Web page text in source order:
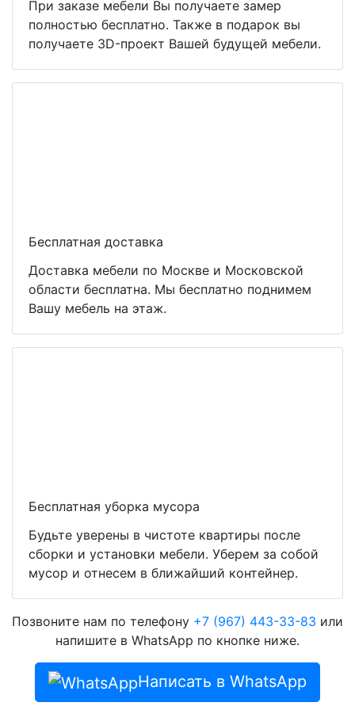
При заказе мебели Вы получаете замер
полностью бесплатно. Также в подарок вы
получаете 3D-проект Вашей будущей мебели.
Бесплатная доставка
Доставка мебели по Москве и Московской
области бесплатна. Мы бесплатно поднимем
Вашу мебель на этаж.
Бесплатная уборка мусора
Будьте уверены в чистоте квартиры после
сборки и установки мебели. Уберем за собой
мусор и отнесем в ближайший контейнер.
Позвоните нам по телефону +7 (967) 443-33-83 или
напишите в WhatsApp по кнопке ниже.
Написать в WhatsApp